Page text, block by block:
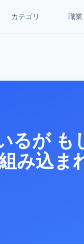
カテゴリ 職業
るが も
み込ま